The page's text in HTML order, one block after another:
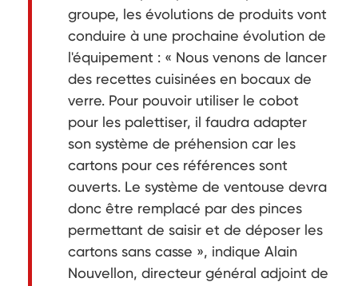
groupe, les évolutions de produits vont
conduire à une prochaine évolution de
l'équipement : « Nous venons de lancer
des recettes cuisinées en bocaux de
verre. Pour pouvoir utiliser le cobot
pour les palettiser, il faudra adapter
son système de préhension car les
cartons pour ces références sont
ouverts. Le système de ventouse devra
donc être remplacé par des pinces
permettant de saisir et de déposer les
cartons sans casse », indique Alain
Nouvellon, directeur général adjoint de